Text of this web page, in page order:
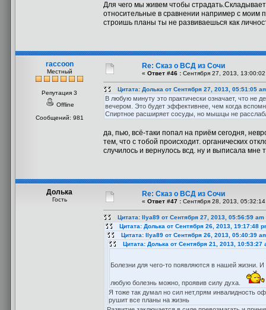
Для чего мы живем чтобы
относительные в сравнении например с моим
строишь планы ты не развиваешься как
raccoon
Местный
Репутация 3
Offline
Сообщений: 981
Re: Сказ о ВСД из Сочи
« Ответ #46 : Сентября 27, 2013,
Цитата: Долька от Сентября 27, 2013, 05:51:05
В любую минуту это практически означает, что не
вечером. Это будет эффективнее, чем когда
Спиртное расширяет сосуды, но мышцы не
да, пью, всё-таки попал на приём сегодня,
тем, что с тобой происходит. органических
случилось и вернулось всд. ну и выписала мне
Долька
Гость
Re: Сказ о ВСД из Сочи
« Ответ #47 : Сентября 28, 2013,
Цитата: Ilya89 от Сентября 27, 2013, 05:56:59 am
Цитата: Долька от Сентября 26, 2013, 19:17:48
Цитата: Ilya89 от Сентября 26, 2013, 05:40:39
Цитата: Долька от Сентября 21, 2013, 10:53:27
Болезни для чего-то появляются в нашей жизни.
любую болезнь можно, проявив силу духа.
Я тоже так думал но сил нет,прям инвалидность
рушит все планы на жизнь